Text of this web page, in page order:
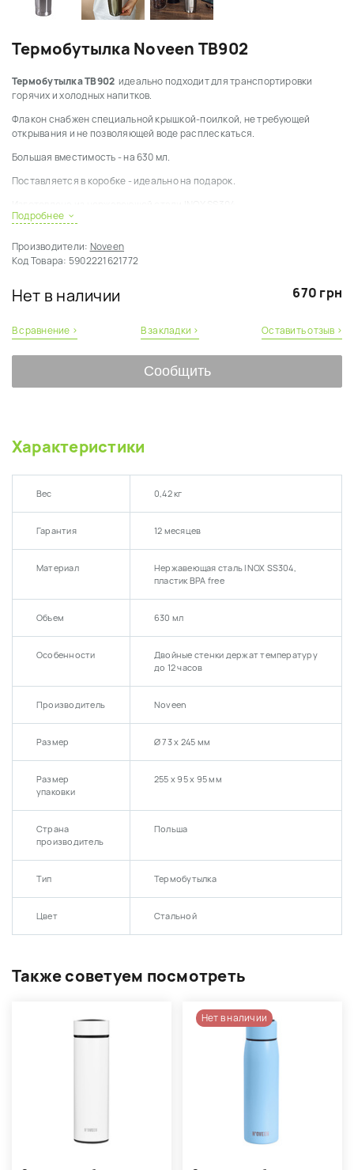
Термобутылка Noveen TB902
Термобутылка TB902 идеально подходит для транспортировки
горячих и холодных напитков.
Флакон снабжен специальной крышкой-поилкой, не требующей
открывания и не позволяющей воде расплескаться.
Большая вместимость - на 630 мл.
Поставляется в коробке - идеально на подарок.
Подробнее
Производители: Noveen
Код Товара: 5902221621772
Нет в наличии 670 грн
В сравнение › В закладки › Оставить отзыв ›
Сообщить
Характеристики
Вес 0,42 кг
Гарантия 12 месяцев
Материал
Нержавеющая сталь INOX SS304,
пластик BPA free
Объем 630 мл
Особенности
Двойные стенки держат температуру
до 12 часов
Производитель Noveen
Размер Ø 73 x 245 мм
Размер
упаковки
255 х 95 х 95 мм
Страна
производитель
Польша
Тип Термобутылка
Цвет Стальной
Также советуем посмотреть
Нет в наличии